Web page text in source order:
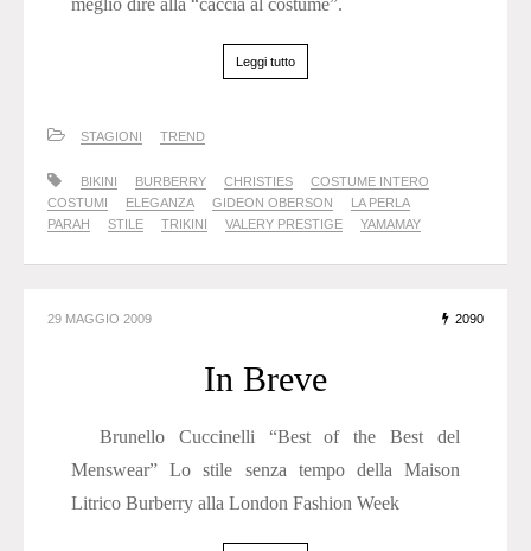
meglio dire alla “caccia al costume”.
Leggi tutto
STAGIONI TREND
BIKINI BURBERRY CHRISTIES
COSTUME INTERO
COSTUMI
ELEGANZA GIDEON OBERSON
LA PERLA
PARAH
STILE TRIKINI VALERY PRESTIGE YAMAMAY
29 MAGGIO 2009 2090
In Breve
Brunello Cuccinelli “Best of the Best del
Menswear” Lo stile senza tempo della Maison
Litrico Burberry alla London Fashion Week